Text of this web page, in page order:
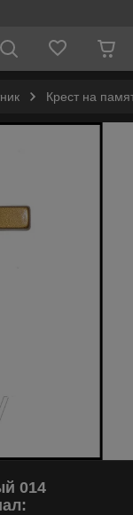
Крест на
014